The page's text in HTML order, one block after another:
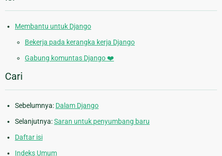
Membantu untuk Django
Bekerja pada kerangka kerja Django
Gabung komuntas Django ❤️
Cari
Sebelumnya: Dalam Django
Selanjutnya:Saran untuk penyumbang baru
Daftar isi
Indeks Umum